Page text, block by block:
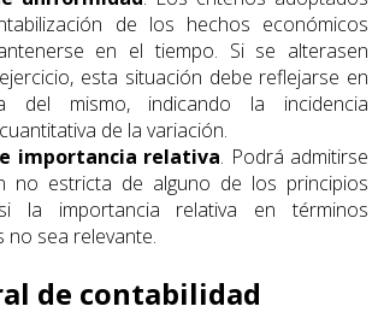
de los hechos económicos
en el tiempo. Si se alterasen
esta situación debe reflejarse en
del mismo, indicando la incidencia
de la variación.
importancia relativa. Podrá admitirse
no estricta de alguno de los principios
la importancia relativa en términos
no sea relevante.
de contabilidad